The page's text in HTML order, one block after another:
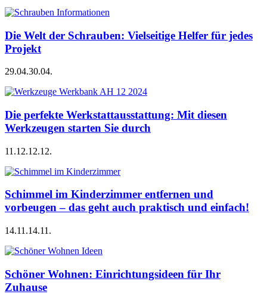
Die Welt der Schrauben: Vielseitige Helfer für jedes
Projekt
29.04.30.04.
Die perfekte Werkstattausstattung: Mit diesen
Werkzeugen starten Sie durch
11.12.12.12.
Schimmel im Kinderzimmer entfernen und
vorbeugen – das geht auch praktisch und einfach!
14.11.14.11.
Schöner Wohnen: Einrichtungsideen für Ihr
Zuhause